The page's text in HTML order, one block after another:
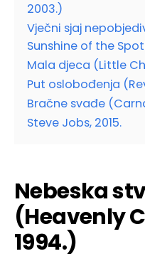
2003.)
Vječni sjaj
Sunshine of the
Mala djeca (Little
Put oslobođenja
Bračne svađe
Steve Jobs, 2015.
Nebeska
(Heavenly
1994.)